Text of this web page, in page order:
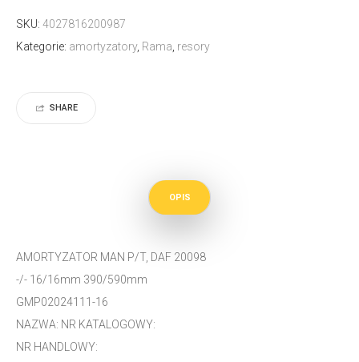
SKU: 4027816200987
Kategorie: amortyzatory, Rama resory
SHARE
OPIS
AMORTYZATOR MAN P/T, DAF 20098
-/- 16/16mm 390/590mm
GMP02024111-16
NAZWA: NR KATALOGOWY:
NR HANDLOWY: